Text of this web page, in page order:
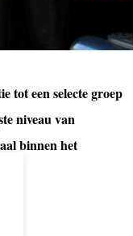
tot een selecte groep
niveau van
binnen het